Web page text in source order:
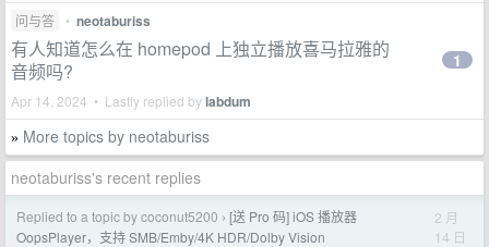
问与答 • neotaburiss
有人知道怎么在 homepod 上独立播放喜马拉雅的
音频吗?
Apr 14, 2024 • Lastly replied bylabdum
1
» More topics by neotaburiss
neotaburiss's recent replies
Replied to a topic by coconut5200 › [送 Pro 码] iOS 播放器
OopsPlayer，支持 SMB/Emby/4K HDR/Dolby Vision
2 月
14 日